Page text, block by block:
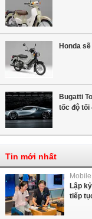
Honda
Bugatti
tốc độ tối
Tin mới nhất
Lập
tiếp